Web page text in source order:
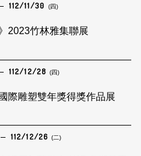
112/11/30 (四)
2023竹林雅集聯展
112/12/28 (四)
際雕塑雙年獎得獎作品展
112/12/26 (二)